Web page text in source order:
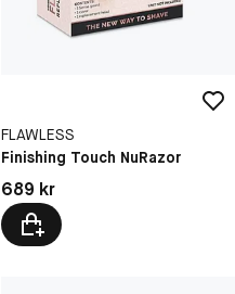
FLAWLESS
Finishing Touch NuRazor
Pris: 689 kr
689 kr